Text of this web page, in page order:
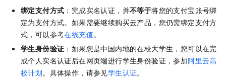
绑定支付方式 ：完成实名认证，并不等于将您的支付宝账号绑
定为支付方式。如果需要继续购买云产品，您仍需绑定支付方
式，可以参考在线充值。
学生身份验证 ：如果您是中国内地的在校大学生，您可以在完
成个人实名认证后在网页端进行学生身份验证，参加阿里云高
校计划。具体操作，请参见学生认证。